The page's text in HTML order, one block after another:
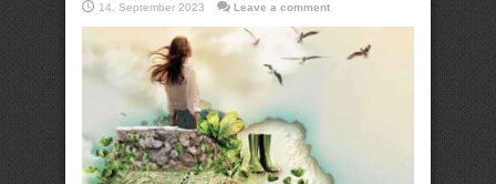
14. September 2023 Leave a comment